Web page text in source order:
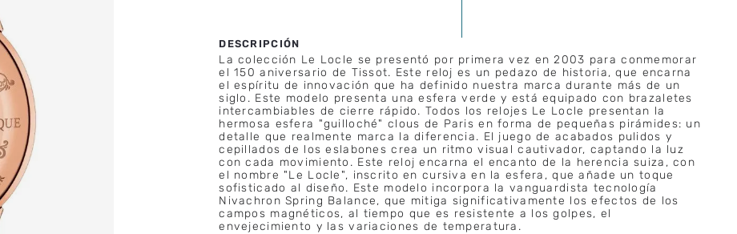
La colección Le Locle se presentó por primera vez en 2003 para conmemorar
el 150 aniversario de Tissot. Este reloj es un pedazo de historia, que encarna
el espíritu de innovación que ha definido nuestra marca durante más de un
siglo. Este modelo presenta una esfera verde y está equipado con brazaletes
intercambiables de cierre rápido. Todos los relojes Le Locle presentan la
hermosa esfera "guilloché" clous de Paris en forma de pequeñas pirámides: un
detalle que realmente marca la diferencia. El juego de acabados pulidos y
cepillados de los eslabones crea un ritmo visual cautivador, captando la luz
con cada movimiento. Este reloj encarna el encanto de la herencia suiza, con
el nombre "Le Locle", inscrito en cursiva en la esfera, que añade un toque
sofisticado al diseño. Este modelo incorpora la vanguardista tecnología
Nivachron Spring Balance, que mitiga significativamente los efectos de los
campos magnéticos, al tiempo que es resistente a los golpes, el
envejecimiento y las variaciones de temperatura.